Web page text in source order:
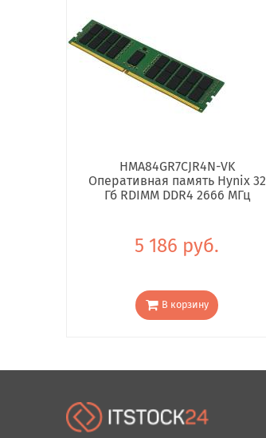
HMA84GR7CJR4N-VK
Оперативная память Hynix 32
Гб RDIMM DDR4 2666 МГц
5 186 руб.
В корзину